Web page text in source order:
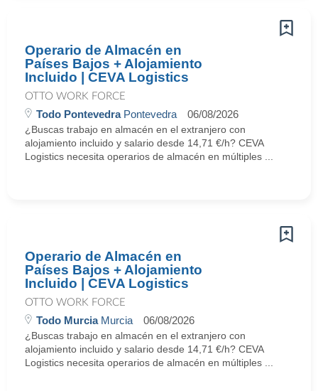
Operario de Almacén en
Países Bajos + Alojamiento
Incluido | CEVA Logistics
OTTO WORK FORCE
Todo PontevedraPontevedra 06/08/2026
¿Buscas trabajo en almacén en el extranjero con
alojamiento incluido y salario desde 14,71 €/h? CEVA
Logistics necesita operarios de almacén en múltiples ...
Operario de Almacén en
Países Bajos + Alojamiento
Incluido | CEVA Logistics
OTTO WORK FORCE
Todo MurciaMurcia 06/08/2026
¿Buscas trabajo en almacén en el extranjero con
alojamiento incluido y salario desde 14,71 €/h? CEVA
Logistics necesita operarios de almacén en múltiples ...